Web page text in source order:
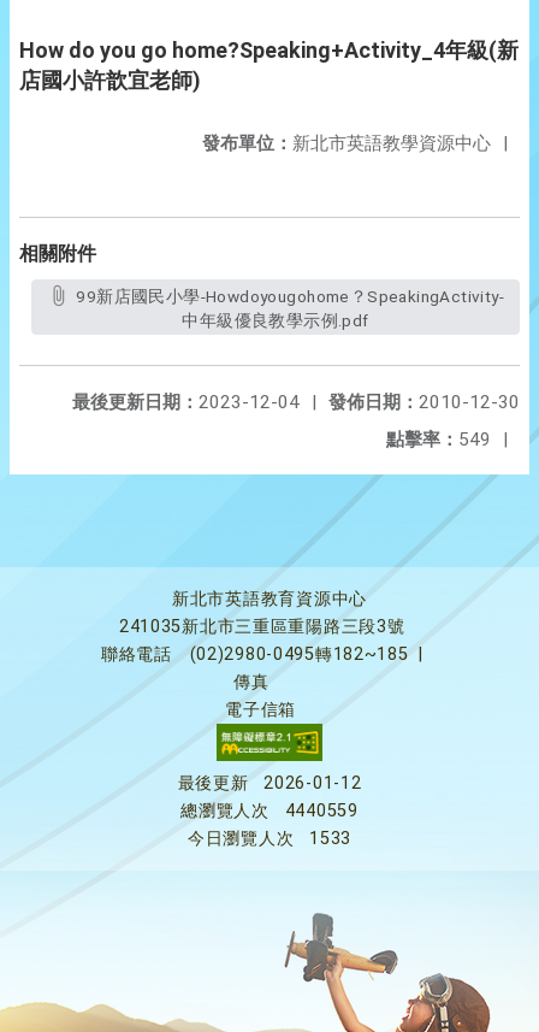
How do you go home?Speaking+Activity_4年級(新
店國小許歆宜老師)
發布單位： 新北市英語教學資源中心 |
相關附件
中年級優良教學示例.pdf
發佈日期： 2010-12-30
最後更新日期： 2023-12-04
|
點擊率： 549 |
新北市英語教育資源中心
241035新北市三重區重陽路三段3號
聯絡電話
(02)2980-0495轉182~185
傳真
電子信箱
最後更新
2026-01-12
總瀏覽人次
4440559
今日瀏覽人次
1533